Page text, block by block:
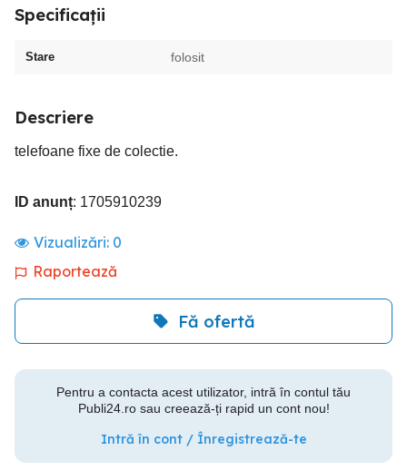
Specificații
Stare folosit
Descriere
telefoane fixe de colectie.
ID anunț: 1705910239
Vizualizări: 0
Raportează
Fă ofertă
Pentru a contacta acest utilizator, intră în contul tău
Publi24.ro sau creează-ți rapid un cont nou!
Intră în cont / Înregistrează-te